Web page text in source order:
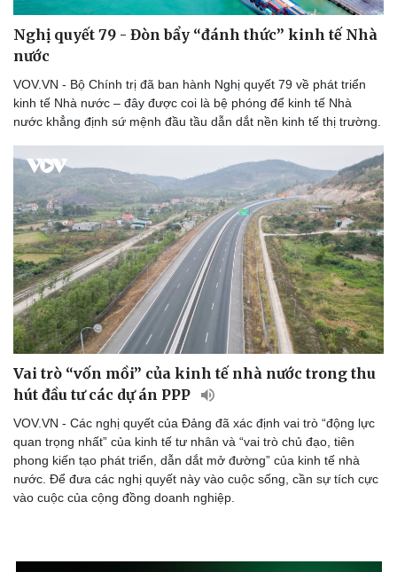
Nghị quyết 79 - Đòn bẩy “đánh thức” kinh tế Nhà
nước
VOV.VN - Bộ Chính trị đã ban hành Nghị quyết 79 về phát triển
kinh tế Nhà nước – đây được coi là bệ phóng để kinh tế Nhà
nước khẳng định sứ mệnh đầu tầu dẫn dắt nền kinh tế thị trường.
Vai trò “vốn mồi” của kinh tế nhà nước trong thu
hút đầu tư các dự án PPP
VOV.VN - Các nghị quyết của Đảng đã xác định vai trò “động lực
quan trọng nhất” của kinh tế tư nhân và “vai trò chủ đạo, tiên
phong kiến tạo phát triển, dẫn dắt mở đường” của kinh tế nhà
nước. Để đưa các nghị quyết này vào cuộc sống, cần sự tích cực
vào cuộc của cộng đồng doanh nghiệp.